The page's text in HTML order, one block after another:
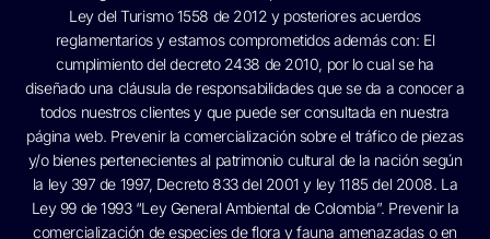
Ley del Turismo 1558 de 2012 y posteriores acuerdos
reglamentarios y estamos comprometidos además con: El
cumplimiento del decreto 2438 de 2010, por lo cual se ha
diseñado una cláusula de responsabilidades que se da a conocer a
todos nuestros clientes y que puede ser consultada en nuestra
página web. Prevenir la comercialización sobre el tráfico de piezas
y/o bienes pertenecientes al patrimonio cultural de la nación según
la ley 397 de 1997, Decreto 833 del 2001 y ley 1185 del 2008. La
Ley 99 de 1993 “Ley General Ambiental de Colombia”. Prevenir la
comercialización de especies de flora y fauna amenazadas o en